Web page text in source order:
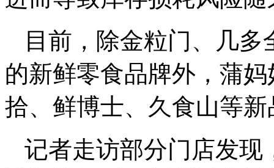
目前，除金粒门、几
的新鲜零食品牌外，蒲
拾、鲜博士、久食山等
记者走访部分门店发现